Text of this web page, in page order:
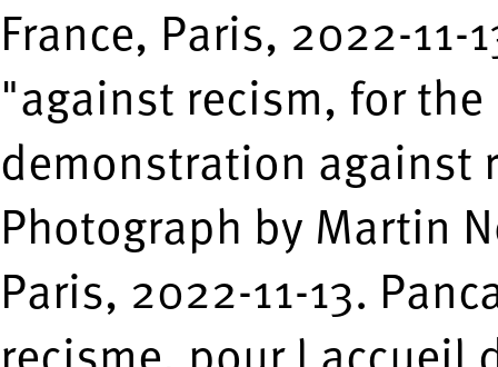
France, Paris, 2022-
"against recism, for
demonstration against
Photograph by Martin
Paris, 2022-11-13.